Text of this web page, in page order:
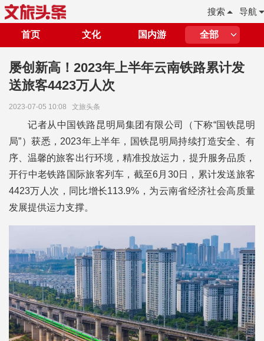
导航
搜索
首页 文化 国内游 全部
屡创新高！2023年上半年云南铁路累计发
送旅客4423万人次
2023-07-05 10:08 文旅头条
记者从中国铁路昆明局集团有限公司（下称“国铁昆明
局”）获悉，2023年上半年，国铁昆明局持续打造安全、有
序、温馨的旅客出行环境，精准投放运力，提升服务品质，
开行中老铁路国际旅客列车，截至6月30日，累计发送旅客
4423万人次，同比增长113.9%，为云南省经济社会高质量
发展提供运力支撑。